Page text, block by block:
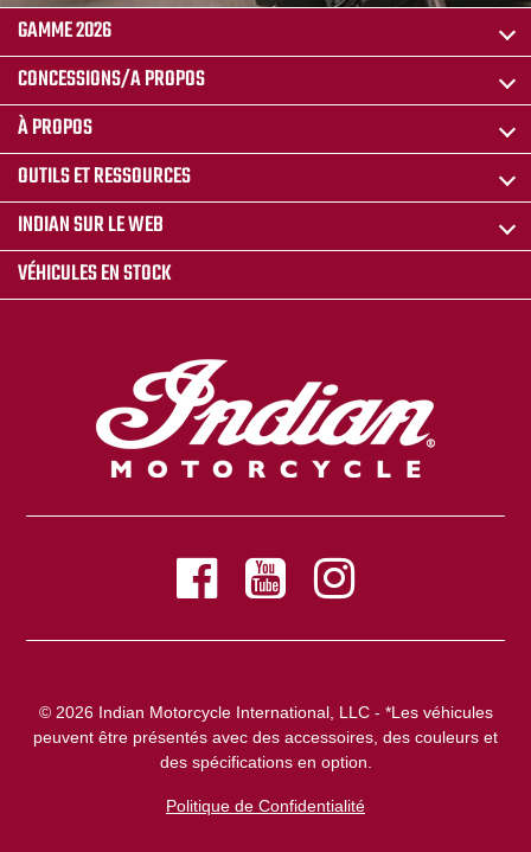
GAMME 2026
CONCESSIONS/A PROPOS
À PROPOS
OUTILS ET RESSOURCES
INDIAN SUR LE WEB
VÉHICULES EN STOCK
© 2026 Indian Motorcycle International, LLC - *Les véhicules
peuvent être présentés avec des accessoires, des couleurs et
des spécifications en option.
Politique de Confidentialité